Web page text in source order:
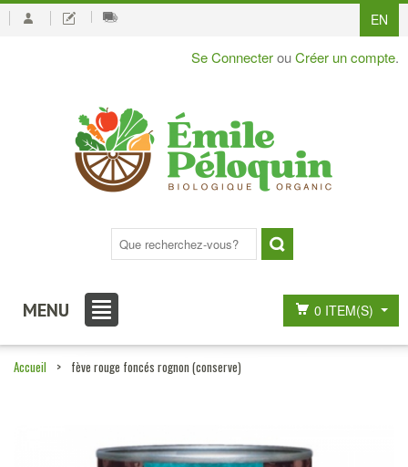
EN
Se ConnecterouCréer un compte.
MENU 0 ITEM(S)
Accueil > fève rouge foncés rognon (conserve)